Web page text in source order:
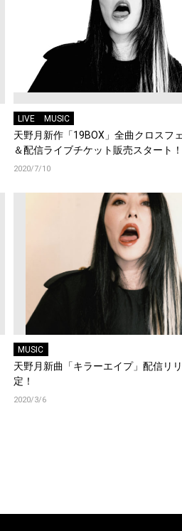
LIVE MUSIC
天野月新作「19BOX」全曲クロスフ
＆配信ライブチケット販売スタート！
2020/7/10
MUSIC
天野月新曲「キラーエイプ」配信リ
定！
2020/3/6